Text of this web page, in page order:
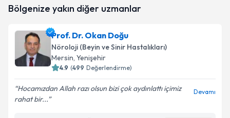
oluşturun. Size bu uzmandan randevu almanız için bir
E-posta Adresiniz
Kişisel verilerimin işlenmesine ilişkinAydınlatma
Metni
Bölgenize yakın diğer uzmanlar
Prof. Dr. Okan Doğu
Nöroloji (Beyin ve Sinir Hastalıkları)
Mersin, Yenişehir
4.9 (499 Değerlendirme)
Hocamızdan Allah razı olsun bizi çok aydınlattı içimiz
rahat bir...
Devamı